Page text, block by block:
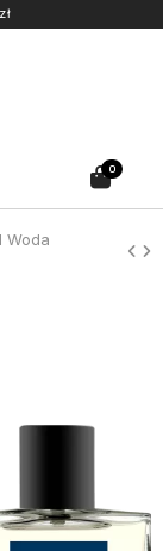
0
Woda